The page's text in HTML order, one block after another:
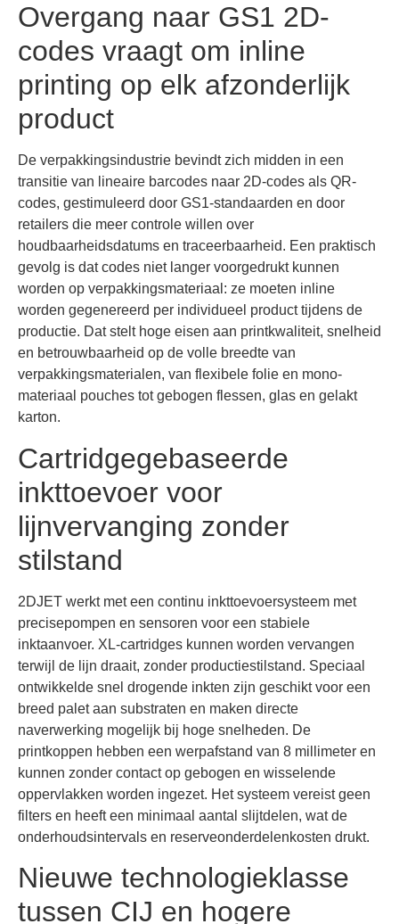
Overgang naar GS1 2D-
codes vraagt om inline
printing op elk afzonderlijk
product
De verpakkingsindustrie bevindt zich midden in een
transitie van lineaire barcodes naar 2D-codes als QR-
codes, gestimuleerd door GS1-standaarden en door
retailers die meer controle willen over
houdbaarheidsdatums en traceerbaarheid. Een praktisch
gevolg is dat codes niet langer voorgedrukt kunnen
worden op verpakkingsmateriaal: ze moeten inline
worden gegenereerd per individueel product tijdens de
productie. Dat stelt hoge eisen aan printkwaliteit, snelheid
en betrouwbaarheid op de volle breedte van
verpakkingsmaterialen, van flexibele folie en mono-
materiaal pouches tot gebogen flessen, glas en gelakt
karton.
Cartridgegebaseerde
inkttoevoer voor
lijnvervanging zonder
stilstand
2DJET werkt met een continu inkttoevoersysteem met
precisepompen en sensoren voor een stabiele
inktaanvoer. XL-cartridges kunnen worden vervangen
terwijl de lijn draait, zonder productiestilstand. Speciaal
ontwikkelde snel drogende inkten zijn geschikt voor een
breed palet aan substraten en maken directe
naverwerking mogelijk bij hoge snelheden. De
printkoppen hebben een werpafstand van 8 millimeter en
kunnen zonder contact op gebogen en wisselende
oppervlakken worden ingezet. Het systeem vereist geen
filters en heeft een minimaal aantal slijtdelen, wat de
onderhoudsintervals en reserveonderdelenkosten drukt.
Nieuwe technologieklasse
tussen CIJ en hogere